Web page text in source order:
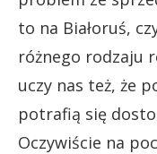
to na Białoruś,
różnego rodzaju
uczy nas też, że
potrafią się
Oczywiście na